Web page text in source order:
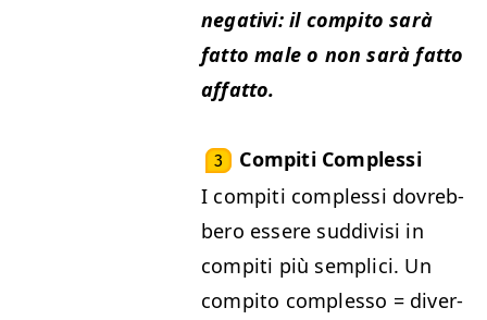
neg­a­tivi: il com­pi­to sarà
fat­to male o non sarà fat­to
affatto.
3
Com­pi­ti Complessi
I com­pi­ti com­p­lessi dovreb­
bero essere sud­di­visi in
com­pi­ti più sem­pli­ci. Un
com­pi­to com­p­lesso = diver­